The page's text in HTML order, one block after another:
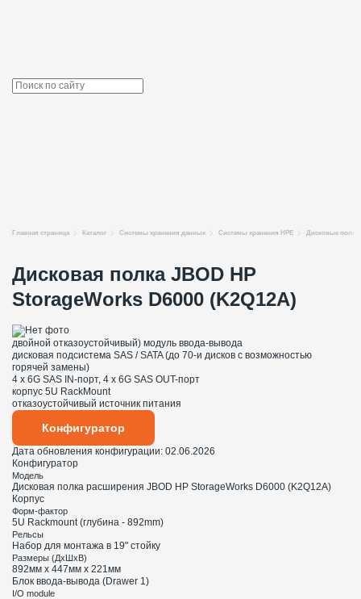
Главная страница Каталог Системы хранения данных Системы хранения HPE Дисковые полки
Дисковая полка JBOD HP
StorageWorks D6000 (K2Q12A)
двойной отказоустойчивый) модуль ввода-вывода
дисковая подсистема SAS / SATA (до 70-и дисков с возможностью
горячей замены)
4 x 6G SAS IN-порт, 4 x 6G SAS OUT-порт
корпус 5U RackMount
отказоустойчивый источник питания
Конфигуратор
Дата обновления конфигурации: 02.06.2026
Конфигуратор
Модель
Дисковая полка расширения JBOD HP StorageWorks D6000 (K2Q12A)
Корпус
Форм-фактор
5U Rackmount (глубина - 892mm)
Рельсы
Набор для монтажа в 19" стойку
Размеры (ДхШхВ)
892мм х 447мм х 221мм
Блок ввода-вывода (Drawer 1)
I/O module